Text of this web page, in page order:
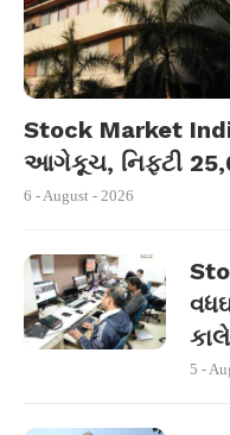
Stock Market
આગેકૂચ, નિફ્ટી
6 - August - 2026
5 -